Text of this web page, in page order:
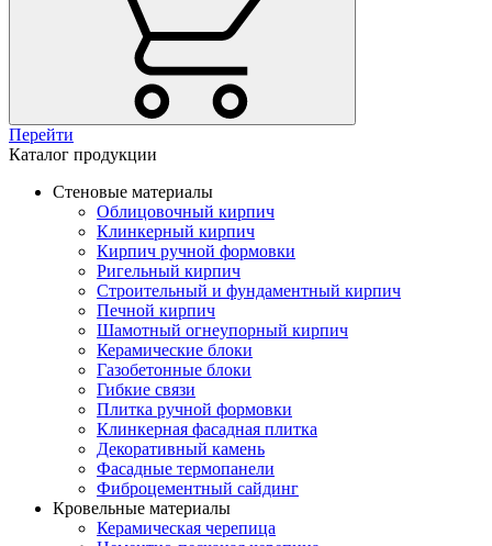
Перейти
Каталог продукции
Стеновые материалы
Облицовочный кирпич
Клинкерный кирпич
Кирпич ручной формовки
Ригельный кирпич
Строительный и фундаментный кирпич
Печной кирпич
Шамотный огнеупорный кирпич
Керамические блоки
Газобетонные блоки
Гибкие связи
Плитка ручной формовки
Клинкерная фасадная плитка
Декоративный камень
Фасадные термопанели
Фиброцементный сайдинг
Кровельные материалы
Керамическая черепица